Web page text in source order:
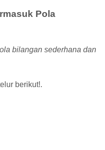
Pola
bilangan sederhana dan
berikut!.